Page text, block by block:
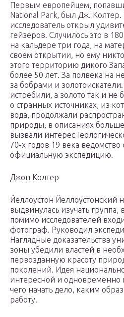
Первым европейцем,
National Park, был Дж. Колтер.
исследователь открыл
гейзеров. Случилось это в
на кальдере три года, на
своем открытии, но ему
этого территорию дикого
более 50 лет. За полвека на
за бобрами и
истребили, а золото так и не
о странных источниках, из
вода, продолжали
природы, в описаниях
вызвали интерес
70-х годов 19 века
официальную экспедицию.
Джон Колтер
Йеллоустон Йеллоустонский
выдвинулась изучать группа,
помимо исследователей
фотограф. Руководил
Наглядные доказательства
зоны убедили властей в
первозданную красоту
поколений. Идея
интересной и одновременно
чего начать дело, каким
работу.